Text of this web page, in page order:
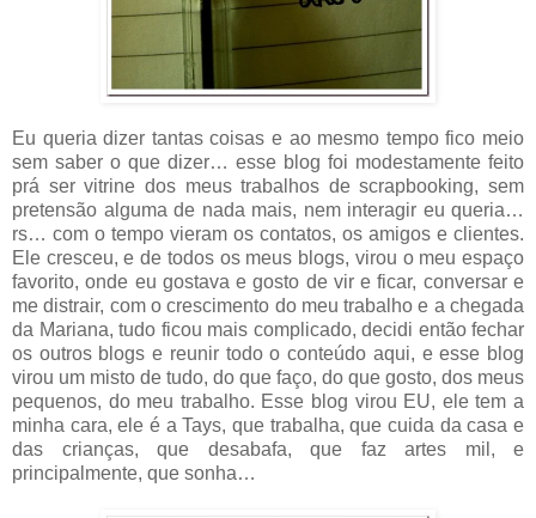
Eu queria dizer tantas coisas e ao mesmo tempo fico meio
sem saber o que dizer… esse blog foi modestamente feito
prá ser vitrine dos meus trabalhos de scrapbooking, sem
pretensão alguma de nada mais, nem interagir eu queria…
rs… com o tempo vieram os contatos, os amigos e clientes.
Ele cresceu, e de todos os meus blogs, virou o meu espaço
favorito, onde eu gostava e gosto de vir e ficar, conversar e
me distrair, com o crescimento do meu trabalho e a chegada
da Mariana, tudo ficou mais complicado, decidi então fechar
os outros blogs e reunir todo o conteúdo aqui, e esse blog
virou um misto de tudo, do que faço, do que gosto, dos meus
pequenos, do meu trabalho. Esse blog virou EU, ele tem a
minha cara, ele é a Tays, que trabalha, que cuida da casa e
das crianças, que desabafa, que faz artes mil, e
principalmente, que sonha…